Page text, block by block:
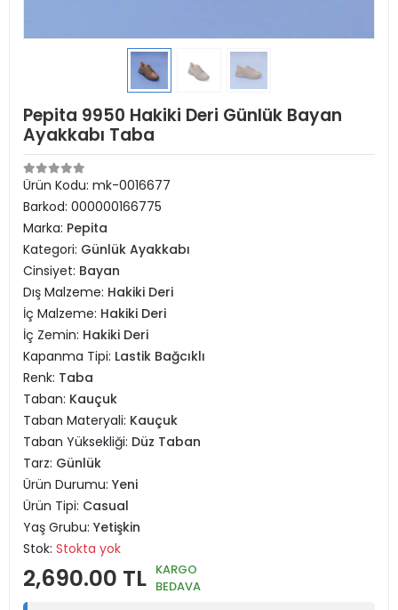
Pepita 9950 Hakiki Deri Günlük Bayan
Ayakkabı Taba
Ürün Kodu: mk-0016677
Barkod: 000000166775
Marka: Pepita
Kategori: Günlük Ayakkabı
Cinsiyet: Bayan
Dış Malzeme: Hakiki Deri
İç Malzeme: Hakiki Deri
İç Zemin: Hakiki Deri
Kapanma Tipi: Lastik Bağcıklı
Renk: Taba
Taban: Kauçuk
Taban Materyali: Kauçuk
Taban Yüksekliği: Düz Taban
Tarz: Günlük
Ürün Durumu: Yeni
Ürün Tipi: Casual
Yaş Grubu: Yetişkin
Stok: Stokta yok
2,690.00 TL KARGO
BEDAVA